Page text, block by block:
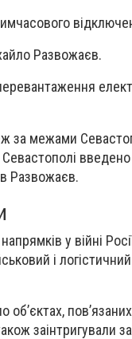
Развожаєв.
за межами
Развожаєв.
у війні
і
заінтригували